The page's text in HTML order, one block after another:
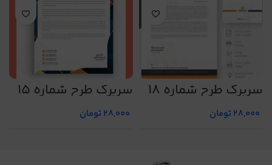
سربرگ طرح شماره 18
28,000تومان
سربرگ طرح شماره 15
28,000تومان